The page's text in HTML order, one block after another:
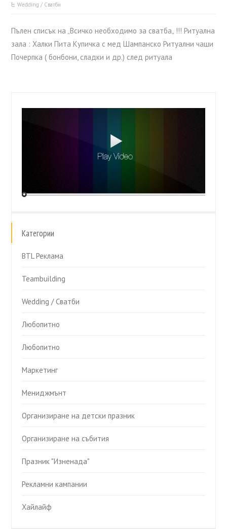
Wedding / Сватби
Пълен списък на „Всичко необходимо за сватба„ !!! Ритуална
зала : Халки Пита Купичка с мед Шампанско Ритуални чаши
Почерпка ( бонбони, сладки и др.) след ритуала
Категории
BTL Реклама
Teambuilding
Wedding / Сватби
Любопитно
Любопитно
Маркетинг
Мениджмънт
Организиране на детски празник
Организиране на събития
Празник "Изненада"
Рекламни кампании
Хайлайф